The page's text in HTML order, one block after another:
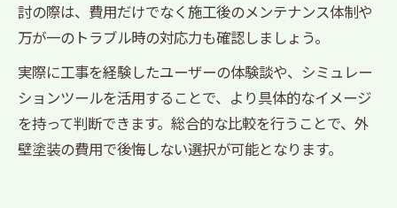
討の際は、費用だけでなく施工後のメンテナンス体制や
万が一のトラブル時の対応力も確認しましょう。
実際に工事を経験したユーザーの体験談や、シミュレー
ションツールを活用することで、より具体的なイメージ
を持って判断できます。総合的な比較を行うことで、外
壁塗装の費用で後悔しない選択が可能となります。